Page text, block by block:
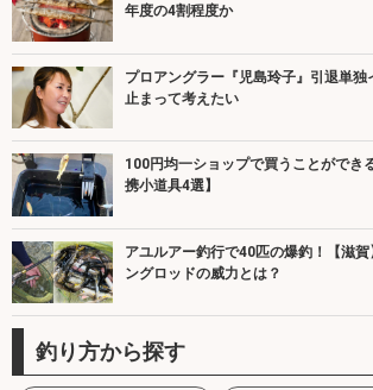
年度の4割程度か
プロアングラー『児島玲子』引退単
止まって考えたい
100円均一ショップで買うことができ
携小道具4選】
アユルアー釣行で40匹の爆釣！【滋
ングロッドの威力とは？
釣り方から探す